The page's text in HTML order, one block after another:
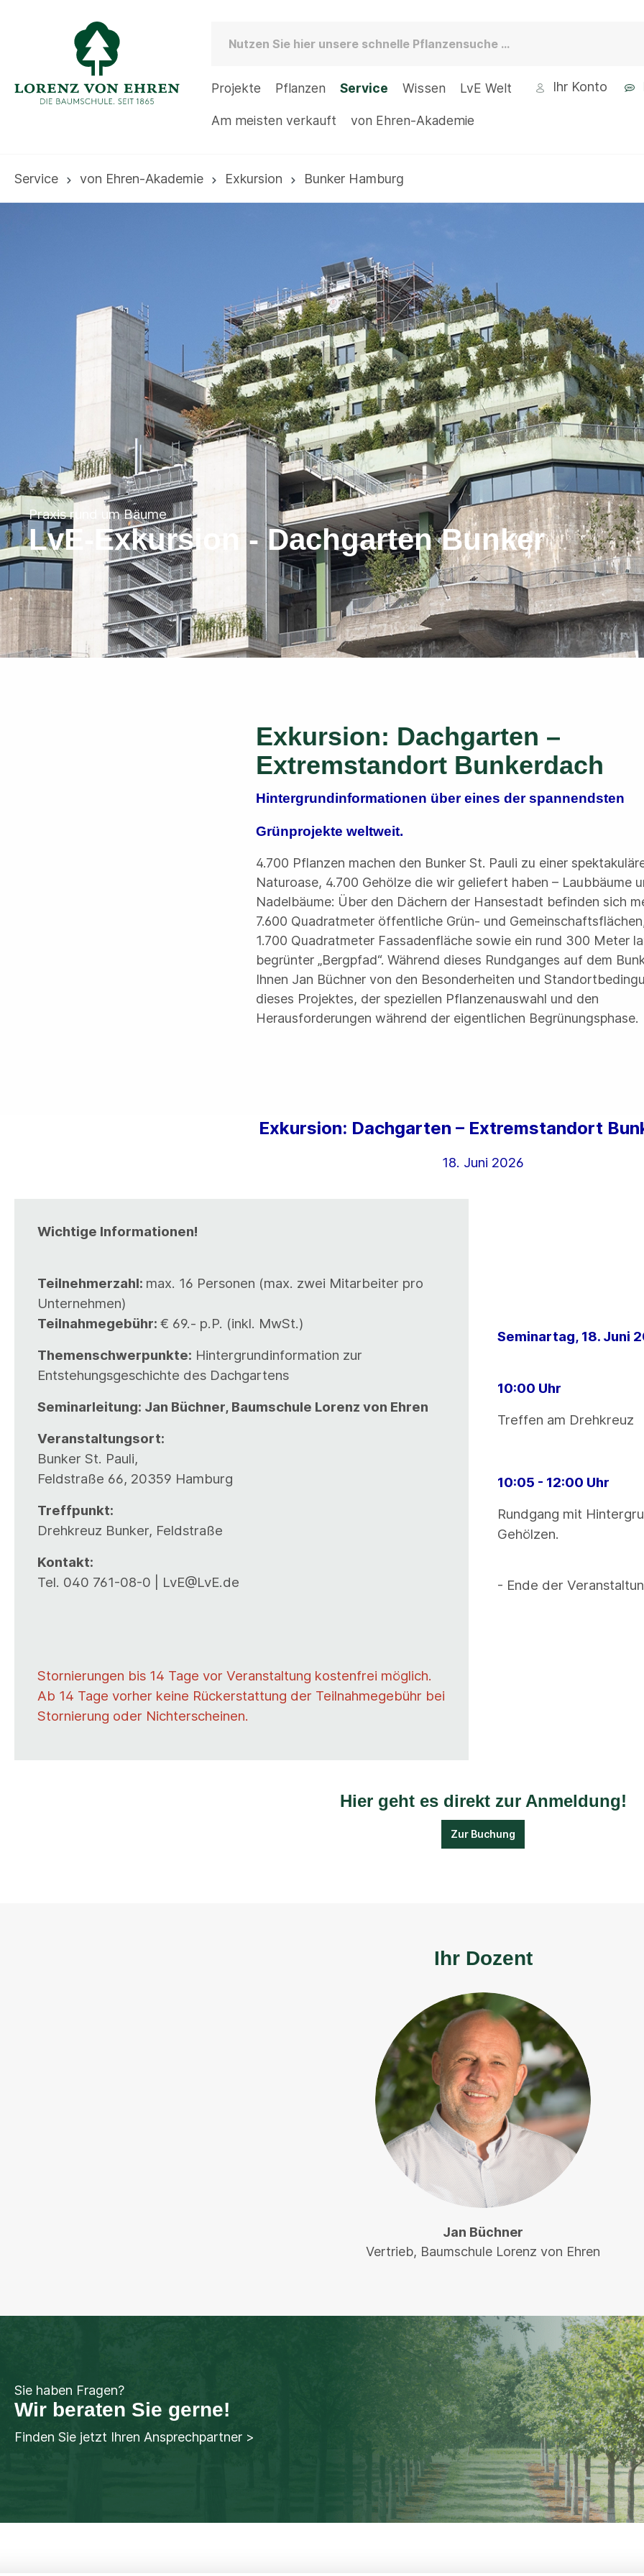
Projekte Pflanzen Service Wissen LvE Welt
Am meisten verkauft von Ehren-Akademie
Ihr Konto
Service von Ehren-Akademie Exkursion Bunker Hamburg
Praxis rund um Bäume
LvE-Exkursion - Dachgarten Bunker
Exkursion: Dachgarten –
Extremstandort Bunkerdach
Hintergrundinformationen über eines der spannendsten
Grünprojekte weltweit.
4.700 Pflanzen machen den Bunker St. Pauli zu einer
Naturoase, 4.700 Gehölze die wir geliefert haben – Laubbäume
Nadelbäume: Über den Dächern der Hansestadt befinden sich
7.600 Quadratmeter öffentliche Grün- und
1.700 Quadratmeter Fassadenfläche sowie ein rund 300 Meter
begrünter „Bergpfad“. Während dieses Rundganges auf dem
Ihnen Jan Büchner von den Besonderheiten und
dieses Projektes, der speziellen Pflanzenauswahl und den
Herausforderungen während der eigentlichen Begrünungsphase.
Exkursion: Dachgarten – Extremstandort
18. Juni 2026
Wichtige Informationen!
Teilnehmerzahl: max. 16 Personen (max. zwei Mitarbeiter pro
Unternehmen)
Teilnahmegebühr: € 69.- p.P. (inkl. MwSt.)
Themenschwerpunkte: Hintergrundinformation zur
Entstehungsgeschichte des Dachgartens
Seminarleitung: Jan Büchner, Baumschule Lorenz von Ehren
Veranstaltungsort:
Bunker St. Pauli,
Feldstraße 66, 20359 Hamburg
Treffpunkt:
Drehkreuz Bunker, Feldstraße
Kontakt:
Tel. 040 761-08-0 | LvE@LvE.de
Stornierungen bis 14 Tage vor Veranstaltung kostenfrei möglich.
Ab 14 Tage vorher keine Rückerstattung der Teilnahmegebühr bei
Stornierung oder Nichterscheinen.
Seminartag, 18. Juni
10:00 Uhr
Treffen am Drehkreuz
10:05 - 12:00 Uhr
Rundgang mit
Gehölzen.
- Ende der
Hier geht es direkt zur Anmeldung!
Zur Buchung
Ihr Dozent
Jan Büchner
Vertrieb, Baumschule Lorenz von Ehren
Sie haben Fragen?
Wir beraten Sie gerne!
Finden Sie jetzt Ihren Ansprechpartner >